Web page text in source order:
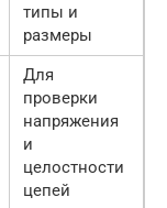
типы и
размеры
Для
проверки
напряжения
и
целостности
цепей